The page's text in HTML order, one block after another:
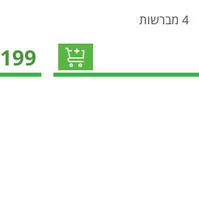
4 מברשות
199